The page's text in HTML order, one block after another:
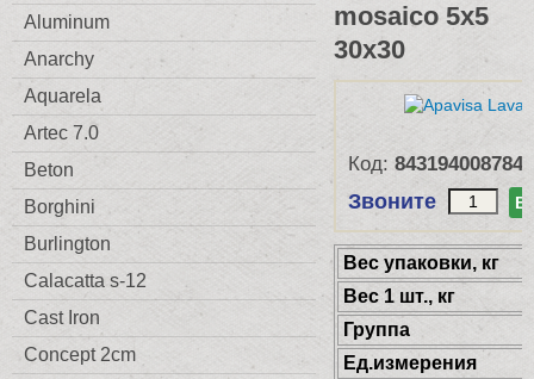
Aluminum
Anarchy
Aquarela
Artec 7.0
Beton
Borghini
Burlington
Calacatta s-12
Cast Iron
Concept 2cm
mosaico 5x5
30x30
Код: 8431940087844
Звоните В
Веc упаковки, кг
Вес 1 шт., кг
Группа
Ед.измерения